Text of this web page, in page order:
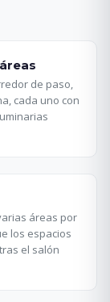
de paso,
cada uno con
áreas por
los espacios
el salón